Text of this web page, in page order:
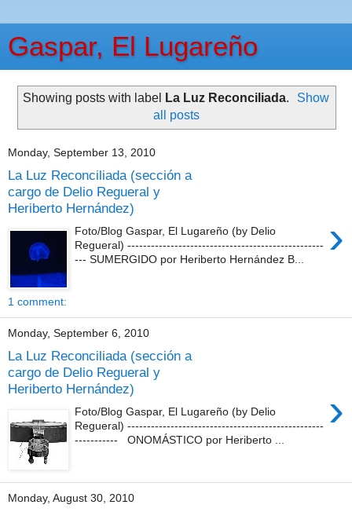
Gaspar, El Lugareño
Showing posts with label La Luz Reconciliada.
Show
all posts
Monday, September 13, 2010
La Luz Reconciliada (sección a
cargo de Delio Regueral y
Heriberto Hernández)
›
Foto/Blog Gaspar, El Lugareño (by Delio
Regueral) --------------------------------------------------
--- SUMERGIDO por Heriberto Hernández B...
1 comment:
Monday, September 6, 2010
La Luz Reconciliada (sección a
cargo de Delio Regueral y
Heriberto Hernández)
›
Foto/Blog Gaspar, El Lugareño (by Delio
Regueral) --------------------------------------------------
----------- ONOMÁSTICO por Heriberto ...
Monday, August 30, 2010